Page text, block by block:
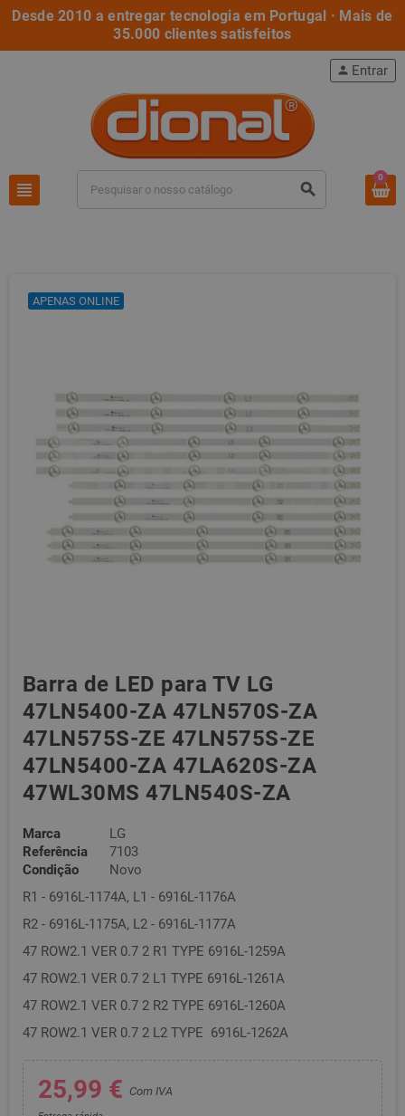
Desde 2010 a entregar tecnologia em Portugal · Mais de
35.000 clientes satisfeitos
view_headline search
person Entrar
0
APENAS ONLINE
Barra de LED para TV LG
47LN5400-ZA 47LN570S-ZA
47LN575S-ZE 47LN575S-ZE
47LN5400-ZA 47LA620S-ZA
47WL30MS 47LN540S-ZA
Marca
LG
Referência
7103
Condição
Novo
R1 - 6916L-1174A, L1 - 6916L-1176A
R2 - 6916L-1175A, L2 - 6916L-1177A
47 ROW2.1 VER 0.7 2 R1 TYPE 6916L-1259A
47 ROW2.1 VER 0.7 2 L1 TYPE 6916L-1261A
47 ROW2.1 VER 0.7 2 R2 TYPE 6916L-1260A
47 ROW2.1 VER 0.7 2 L2 TYPE 6916L-1262A
25,99 € Com IVA